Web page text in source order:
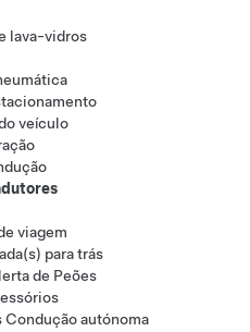
lava-vidros
veículo
viagem
para trás
de Peões
autónoma